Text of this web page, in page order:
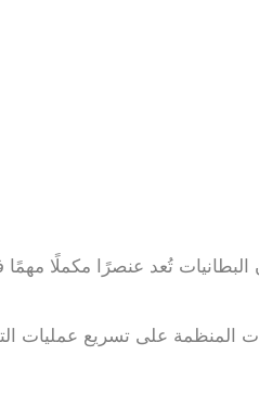
تُعد عنصرًا مكملًا
المنظمة على تسريع عمليات